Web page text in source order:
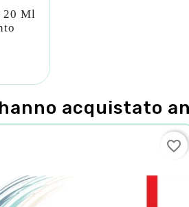
20 Ml
acquistato
favorite_border